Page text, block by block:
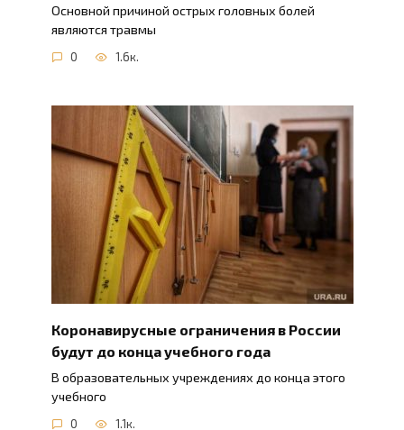
Основной причиной острых головных болей
являются травмы
0 1.6к.
Коронавирусные ограничения в России
будут до конца учебного года
В образовательных учреждениях до конца этого
учебного
0 1.1к.